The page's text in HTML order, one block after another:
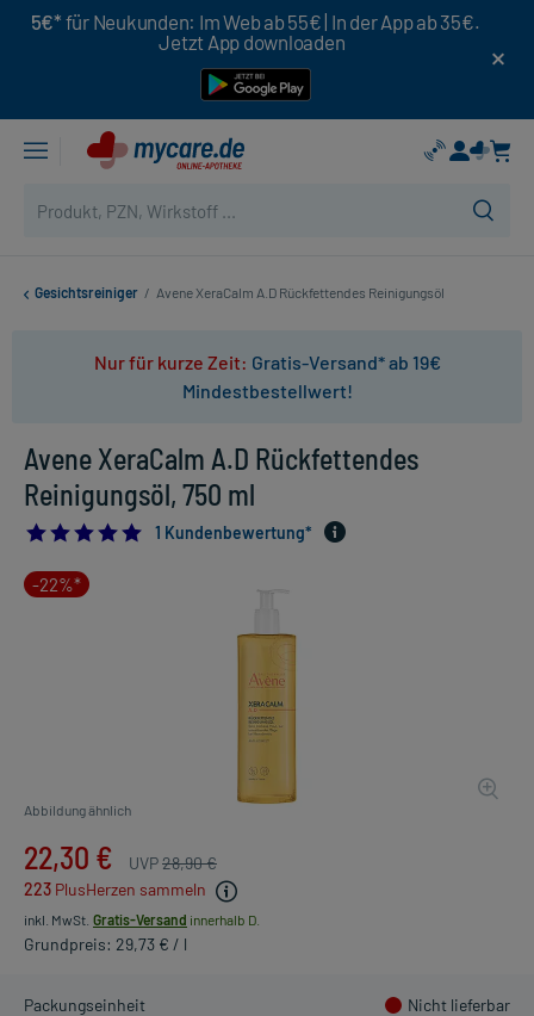
5€* für Neukunden: Im Web ab 55€ | In der App ab 35€.
Jetzt App downloaden
Gesichtsreiniger / Avene XeraCalm A.D Rückfettendes Reinigungsöl
Nur für kurze Zeit: Gratis-Versand* ab 19€
Mindestbestellwert!
Avene XeraCalm A.D Rückfettendes
Reinigungsöl, 750 ml
5.01 Kundenbewertung*
-22%*
Abbildung ähnlich
22,30 € UVP28,90 €
223 PlusHerzen sammeln
inkl. MwSt. Gratis-Versand innerhalb D.
Grundpreis: 29,73 € / l
Packungseinheit Nicht lieferbar